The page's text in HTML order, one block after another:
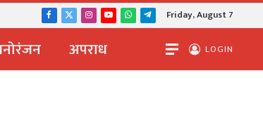
Facebook
X
Instagram
YouTubeWhatsApp
TelegramFriday, August 7
अपराध LOGIN